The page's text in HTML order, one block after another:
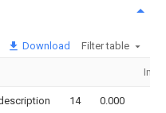
Download Filter table
14 0.000